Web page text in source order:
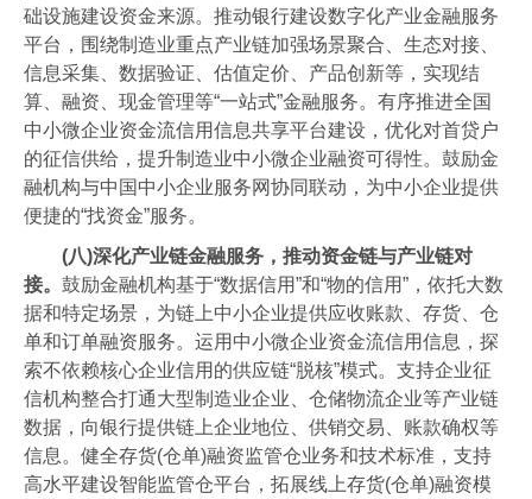
础设施建设资金来源。推动银行建设数字化产业金融服务
平台，围绕制造业重点产业链加强场景聚合、生态对接、
信息采集、数据验证、估值定价、产品创新等，实现结
算、融资、现金管理等“一站式”金融服务。有序推进全国
中小微企业资金流信用信息共享平台建设，优化对首贷户
的征信供给，提升制造业中小微企业融资可得性。鼓励金
融机构与中国中小企业服务网协同联动，为中小企业提供
便捷的“找资金”服务。
(八)深化产业链金融服务，推动资金链与产业链对
接。 鼓励金融机构基于“数据信用”和“物的信用”，依托大数
据和特定场景，为链上中小企业提供应收账款、存货、仓
单和订单融资服务。运用中小微企业资金流信用信息，探
索不依赖核心企业信用的供应链“脱核”模式。支持企业征
信机构整合打通大型制造业企业、仓储物流企业等产业链
数据，向银行提供链上企业地位、供销交易、账款确权等
信息。健全存货(仓单)融资监管仓业务和技术标准，支持
高水平建设智能监管仓平台，拓展线上存货(仓单)融资模